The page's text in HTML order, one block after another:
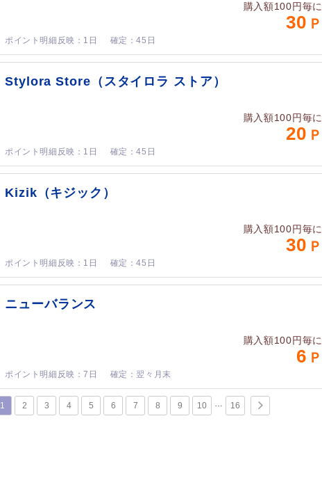
購入額100円毎に
30
1日 45日
Stylora Store（スタイロラ ストア）
購入額100円毎に
20
1日 45日
Kizik（キジック）
購入額100円毎に
30
1日 45日
ニューバランス
購入額100円毎に
6
7日 翌々月末
1 2 3 4 5 6 7 8 9 10 16